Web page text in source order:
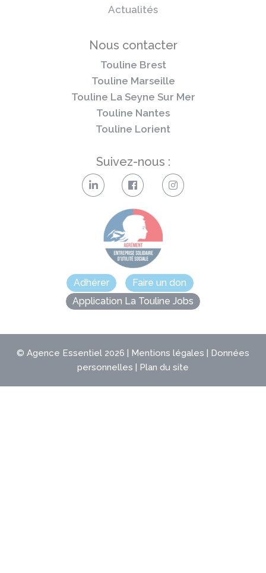
Actualités
Nous contacter
Touline Brest
Touline Marseille
Touline La Seyne Sur Mer
Touline Nantes
Touline Lorient
Suivez-nous :
Adhérer
Faire un don
Application La Touline Jobs
© Agence Essentiel 2026 | Mentions légales | Données
personnelles | Plan du site